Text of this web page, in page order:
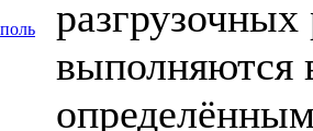
выполняются